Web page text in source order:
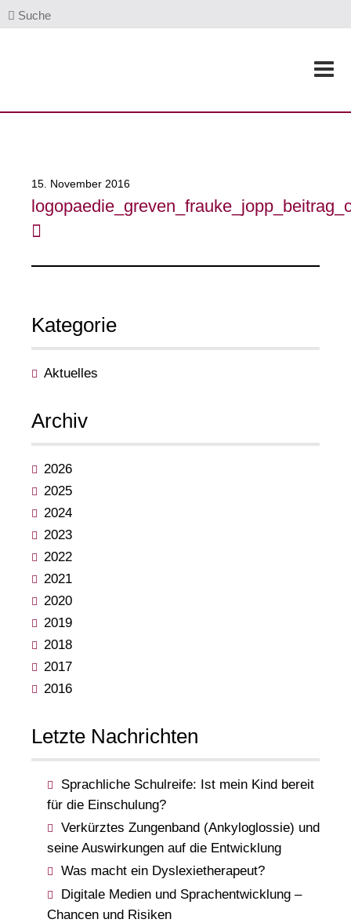
Suche
15. November 2016
Kategorie
Aktuelles
Archiv
2026
2025
2024
2023
2022
2021
2020
2019
2018
2017
2016
Letzte Nachrichten
Sprachliche Schulreife: Ist mein Kind bereit
für die Einschulung?
Verkürztes Zungenband (Ankyloglossie) und
seine Auswirkungen auf die Entwicklung
Was macht ein Dyslexietherapeut?
Digitale Medien und Sprachentwicklung –
Chancen und Risiken